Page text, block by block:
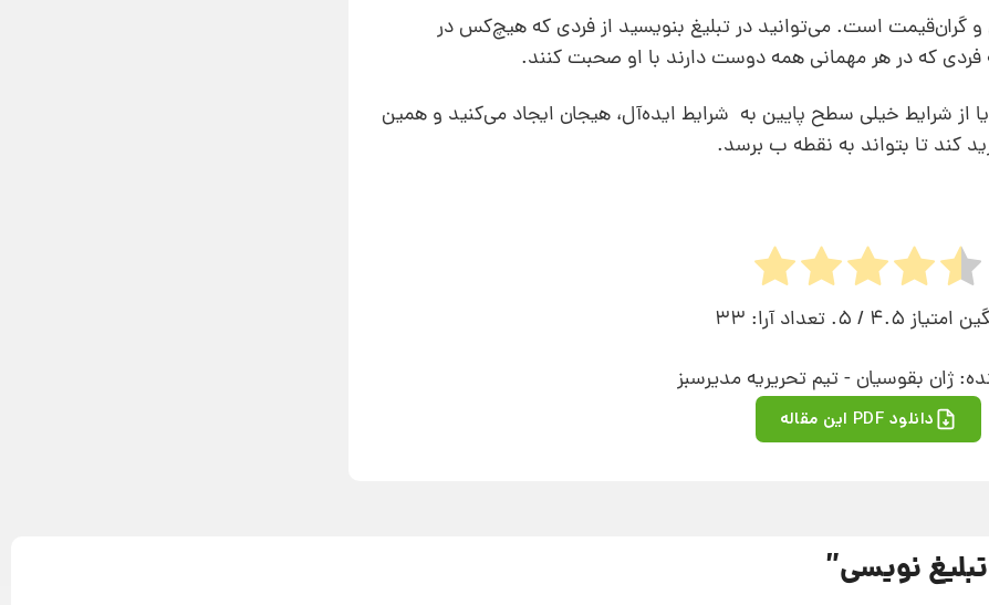
گران‌قیمت است. می‌توانید در تبلیغ بنویسید از فردی که هیچ‌کس در
که در هر مهمانی همه دوست دارند با او صحبت کنند.
از شرایط خیلی سطح پایین به شرایط ایده‌آل، هیجان ایجاد می‌کنید و همین
تا بتواند به نقطه ب برسد.
امتیاز 4.5 / 5. تعداد آرا:
33
ژان بقوسیان - تیم تحریریه مدیرسبز
دانلود PDF این مقاله
”